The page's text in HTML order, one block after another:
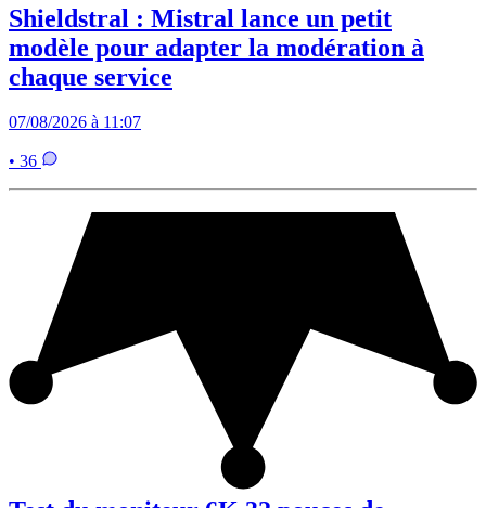
Shieldstral : Mistral lance un petit
modèle pour adapter la modération à
chaque service
07/08/2026 à 11:07
• 36